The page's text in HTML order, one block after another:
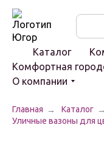
Каталог
Комфортная
О компании
и
Главная Каталог
Уличные вазоны для